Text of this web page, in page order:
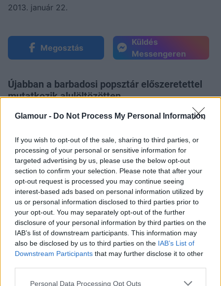
Glamour - Do Not Process My Personal Information
If you wish to opt-out of the sale, sharing to third parties, or
processing of your personal or sensitive information for
targeted advertising by us, please use the below opt-out
section to confirm your selection. Please note that after your
opt-out request is processed you may continue seeing
interest-based ads based on personal information utilized by
us or personal information disclosed to third parties prior to
your opt-out. You may separately opt-out of the further
disclosure of your personal information by third parties on the
IAB’s list of downstream participants. This information may
also be disclosed by us to third parties on the IAB’s List of
Downstream Participants that may further disclose it to other
Please note that this website/app uses one or more Google
Personal Data Processing Opt Outs
2013. január 22.
Megosztás
Küldés
Messengeren
Újabban a barbadosi popsztár előszeretettel
mutatkozik alulöltözötten.
Egészen pontosan, Rihanna régóta szereti
mutogatni magát, de mostanában aztán tényleg
belehúzott. A GQ magazinnakegy szál bőrkabátban
pózolt a címlapon. Sokan biztosan emlékeznek arra
is, hogy egy közös meztelenkedésre is rávették a
modell-legendával, Kate Moss-szal . Igaz, nem is
olyan régen állapítottuk mega Victoria`s Secret
show után, hogy Riri felveszi a versenyt a